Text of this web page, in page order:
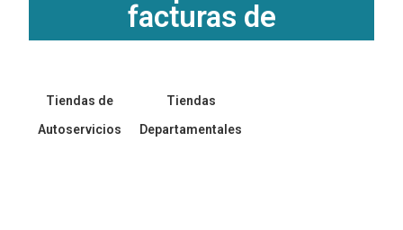
facturas de
Tiendas de
Autoservicios
Tiendas
Departamentales